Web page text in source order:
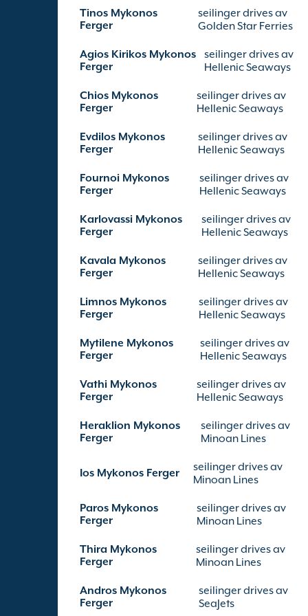
Tinos Mykonos
Ferger
seilinger drives av
Golden Star Ferries
Agios Kirikos Mykonos
Ferger
seilinger drives av
Hellenic Seaways
Chios Mykonos
Ferger
seilinger drives av
Hellenic Seaways
Evdilos Mykonos
Ferger
seilinger drives av
Hellenic Seaways
Fournoi Mykonos
Ferger
seilinger drives av
Hellenic Seaways
Karlovassi Mykonos
Ferger
seilinger drives av
Hellenic Seaways
Kavala Mykonos
Ferger
seilinger drives av
Hellenic Seaways
Limnos Mykonos
Ferger
seilinger drives av
Hellenic Seaways
Mytilene Mykonos
Ferger
seilinger drives av
Hellenic Seaways
Vathi Mykonos
Ferger
seilinger drives av
Hellenic Seaways
Heraklion Mykonos
Ferger
seilinger drives av
Minoan Lines
Ios Mykonos Ferger
seilinger drives av
Minoan Lines
Paros Mykonos
Ferger
seilinger drives av
Minoan Lines
Thira Mykonos
Ferger
seilinger drives av
Minoan Lines
Andros Mykonos
Ferger
seilinger drives av
SeaJets